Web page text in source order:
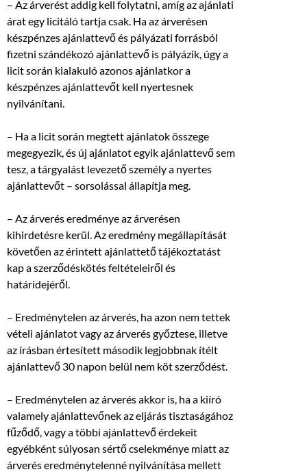
– Az árverést addig kell folytatni, amíg az ajánlati
árat egy licitáló tartja csak. Ha az árverésen
készpénzes ajánlattevő és pályázati forrásból
fizetni szándékozó ajánlattevő is pályázik, úgy a
licit során kialakuló azonos ajánlatkor a
készpénzes ajánlattevőt kell nyertesnek
nyilvánítani.
– Ha a licit során megtett ajánlatok összege
megegyezik, és új ajánlatot egyik ajánlattevő sem
tesz, a tárgyalást levezető személy a nyertes
ajánlattevőt – sorsolással állapítja meg.
– Az árverés eredménye az árverésen
kihirdetésre kerül. Az eredmény megállapítását
követően az érintett ajánlattető tájékoztatást
kap a szerződéskötés feltételeiről és
határidejéről.
– Eredménytelen az árverés, ha azon nem tettek
vételi ajánlatot vagy az árverés győztese, illetve
az írásban értesített második legjobbnak ítélt
ajánlattevő 30 napon belül nem köt szerződést.
– Eredménytelen az árverés akkor is, ha a kiíró
valamely ajánlattevőnek az eljárás tisztaságához
fűződő, vagy a többi ajánlattevő érdekeit
egyébként súlyosan sértő cselekménye miatt az
árverés eredménytelenné nyilvánítása mellett